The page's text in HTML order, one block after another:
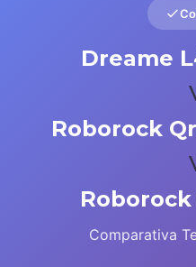
Dreame
Roborock
Comparativa